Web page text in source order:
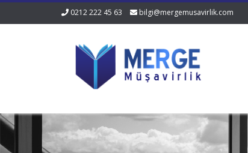
0212 222 45 63 bilgi@mergemusavirlik.com